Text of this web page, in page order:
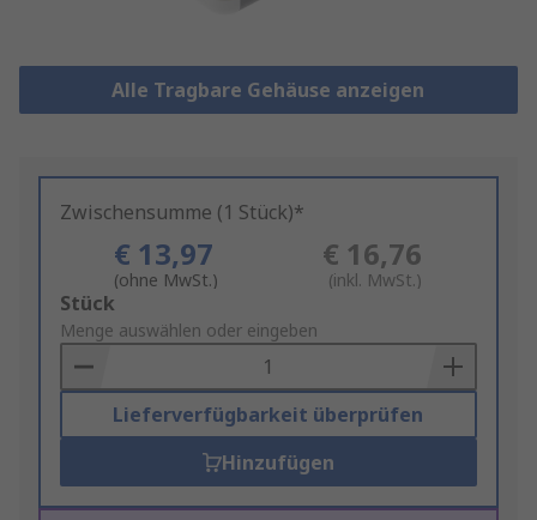
Alle Tragbare Gehäuse anzeigen
Zwischensumme (1 Stück)*
€ 13,97
(ohne MwSt.)
€ 16,76
(inkl. MwSt.)
Add
to
Basket
Stück
Menge auswählen oder eingeben
Lieferverfügbarkeit überprüfen
Hinzufügen